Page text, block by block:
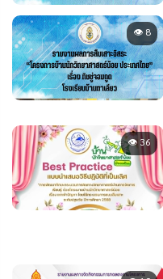
👁 8
👁 36